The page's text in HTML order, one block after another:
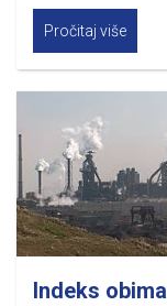
Pročitaj više
Indeks obima